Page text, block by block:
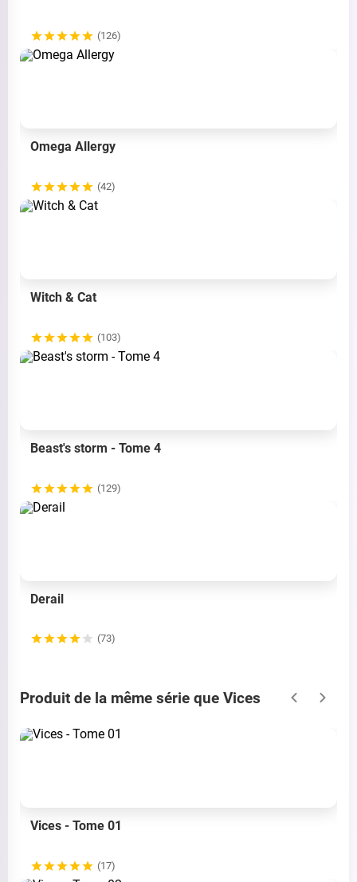
(126)
Omega Allergy
(42)
Witch & Cat
(103)
Beast's storm - Tome 4
(129)
Derail
(73)
Produit de la même série que Vices
Vices - Tome 01
(17)